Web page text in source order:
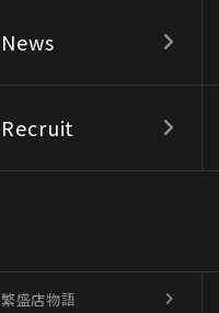
News
Recruit
繁盛店物語